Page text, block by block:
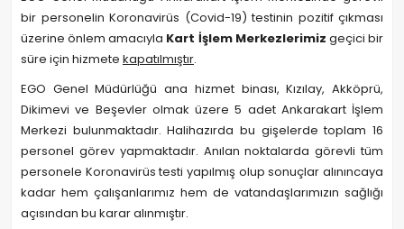
bir personelin Koronavirüs (Covid-19) testinin pozitif çıkması
üzerine önlem amacıyla Kart İşlem Merkezlerimiz geçici bir
süre için hizmete kapatılmıştır.
EGO Genel Müdürlüğü ana hizmet binası, Kızılay, Akköprü,
Dikimevi ve Beşevler olmak üzere 5 adet Ankarakart İşlem
Merkezi bulunmaktadır. Halihazırda bu gişelerde toplam 16
personel görev yapmaktadır. Anılan noktalarda görevli tüm
personele Koronavirüs testi yapılmış olup sonuçlar alınıncaya
kadar hem çalışanlarımız hem de vatandaşlarımızın sağlığı
açısından bu karar alınmıştır.